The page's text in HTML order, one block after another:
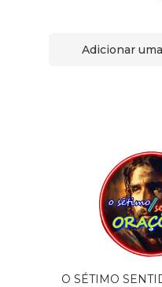
Adicionar
O SÉTIMO